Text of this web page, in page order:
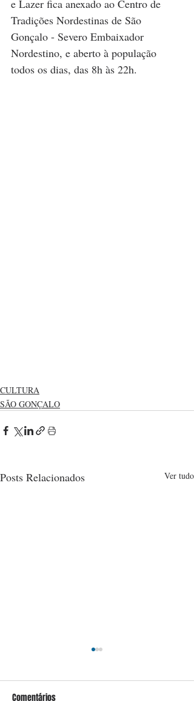
e Lazer fica anexado ao Centro de
Tradições Nordestinas de São
Gonçalo - Severo Embaixador
Nordestino, e aberto à população
todos os dias, das 8h às 22h.
CULTURA
SÃO GONÇALO
Posts Relacionados Ver tudo
Comentários